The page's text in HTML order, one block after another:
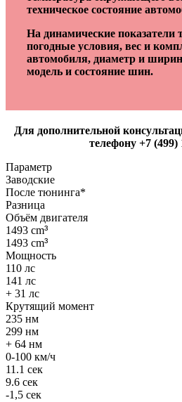
техническое состояние
На динамические показатели
погодные условия, вес и
автомобиля, диаметр и
модель и состояние шин.
Для дополнительной
телефону +7 (499)
Параметр
Заводские
После тюнинга*
Разница
Объём двигателя
1493 cm³
1493 cm³
Мощность
110 лс
141 лс
+ 31 лс
Крутящий момент
235 нм
299 нм
+ 64 нм
0-100 км/ч
11.1 сек
9.6 сек
-1,5 сек